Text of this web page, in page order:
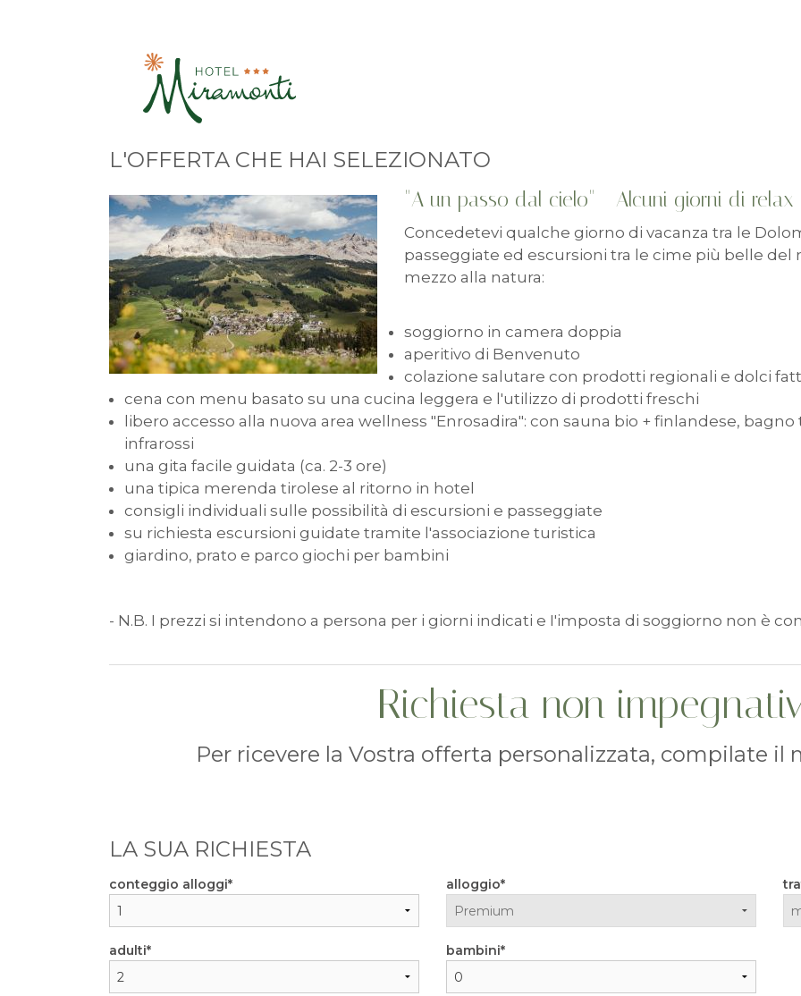
L'OFFERTA CHE HAI SELEZIONATO
"A un passo dal cielo" - Alcuni giorni di relax
Concedetevi qualche giorno di vacanza tra le
passeggiate ed escursioni tra le cime più belle del
mezzo alla natura:
soggiorno in camera doppia
aperitivo di Benvenuto
colazione salutare con prodotti regionali e dolci
cena con menu basato su una cucina leggera e l'utilizzo di prodotti freschi
libero accesso alla nuova area wellness "Enrosadira": con sauna bio + finlandese,
infrarossi
una gita facile guidata (ca. 2-3 ore)
una tipica merenda tirolese al ritorno in hotel
consigli individuali sulle possibilità di escursioni e passeggiate
su richiesta escursioni guidate tramite l'associazione turistica
giardino, prato e parco giochi per bambini
- N.B. I prezzi si intendono a persona per i giorni indicati e I'imposta di soggiorno non è
Richiesta non
Per ricevere la Vostra offerta personalizzata, compilate
LA SUA RICHIESTA
conteggio alloggi alloggio
adulti bambini